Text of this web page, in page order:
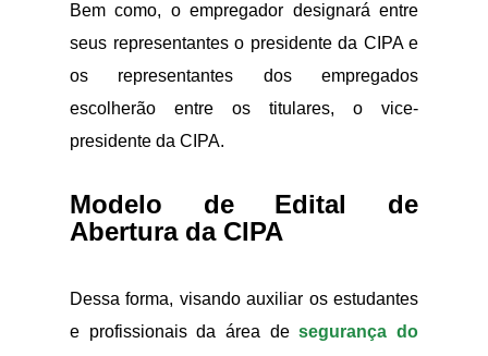
Bem como, o empregador designará entre
seus representantes o presidente da CIPA e
os representantes dos empregados
escolherão entre os titulares, o vice-
presidente da CIPA.
Modelo de Edital de
Abertura da CIPA
Dessa forma, visando auxiliar os estudantes
e profissionais da área desegurança do